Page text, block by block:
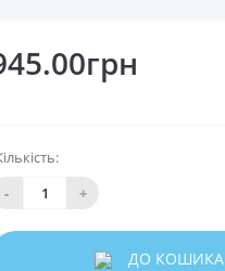
-
+
ДО КОШИКА